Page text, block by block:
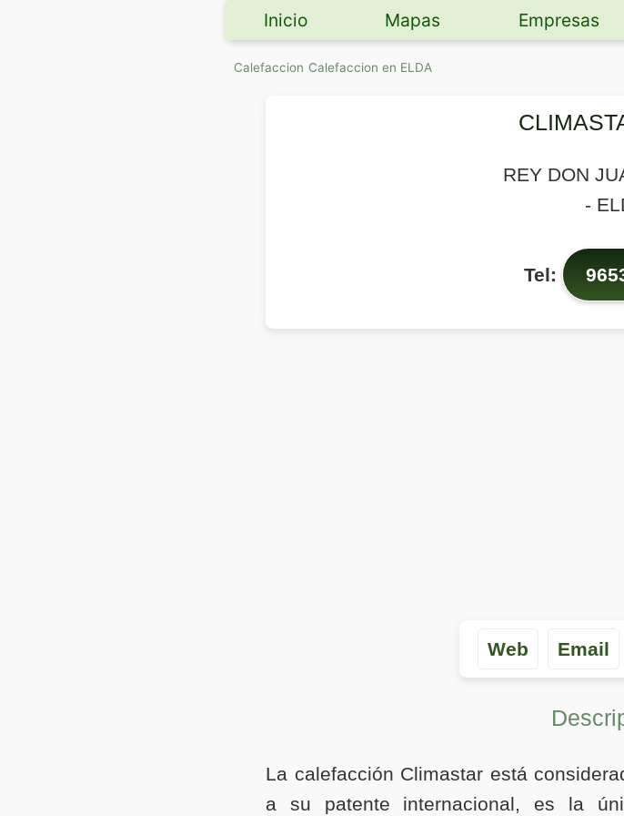
Inicio Mapas Empresas
Calefaccion Calefaccion en ELDA
REY DON
-
Tel:
Web Email
La calefacción Climastar está
a su patente internacional, es la